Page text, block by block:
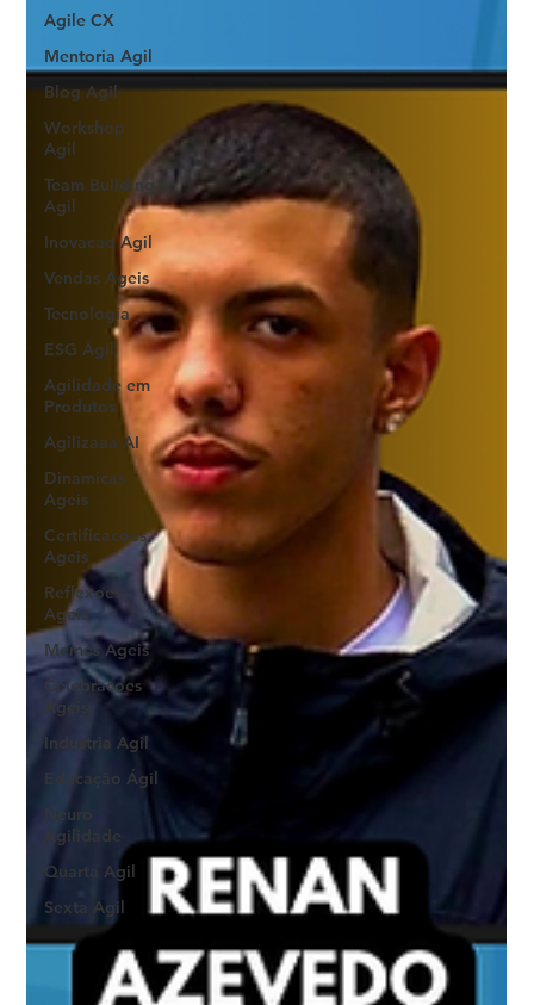
Agile CX
Mentoria Agil
Blog Agil
Workshop
Agil
Team Building
Agil
Inovacao Agil
Vendas Ageis
Tecnologia
ESG Agil
Agilidade em
Produtos
Agilizaaa AI
Dinamicas
Ageis
Certificacoes
Ageis
Reflexoes
Ageis
Memes Ageis
Celebracoes
Ageis
Industria Agil
Educação Ágil
Neuro
Agilidade
Quarta Agil
Sexta Agil